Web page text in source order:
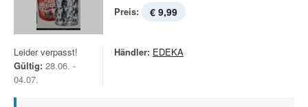
Preis: € 9,99
Leider verpasst!
Gültig: 28.06. -
04.07.
Händler: EDEKA